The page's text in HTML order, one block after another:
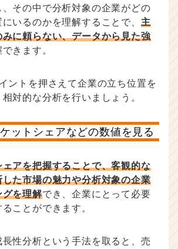
、その中で分析対象の企業がどの
いるのかを理解することで、 主
に頼らない、データから見た強
きます。
ントを押さえて企業の立ち位置を
対的な分析を行いましょう。
ットシェアなどの数値を見る
アを把握することで、客観的な
た市場の魅力や分析対象の企業
グを理解でき、企業にとって必要
ことができます。
性分析という手法を取ると、売